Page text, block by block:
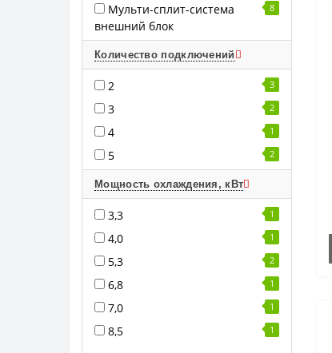
Мульти-сплит-система
внешний блок
8
Количество подключений
2 3
3 2
4 1
5 2
Мощность охлаждения, кВт
3,3 1
4,0 1
5,3 2
6,8 1
7,0 1
8,5 1